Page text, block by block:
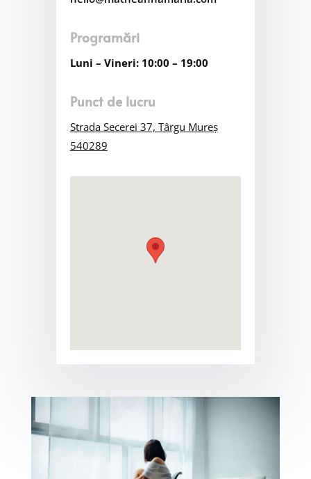
Programări
Luni – Vineri: 10:00 – 19:00
Punct de lucru
Strada Secerei 37, Târgu Mureș
540289